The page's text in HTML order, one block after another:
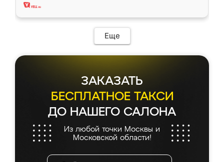
Еще
ЗАКАЗАТЬ
БЕСПЛАТНОЕ ТАКСИ
ДО НАШЕГО САЛОНА
Из любой точки Москвы и
Московской области!